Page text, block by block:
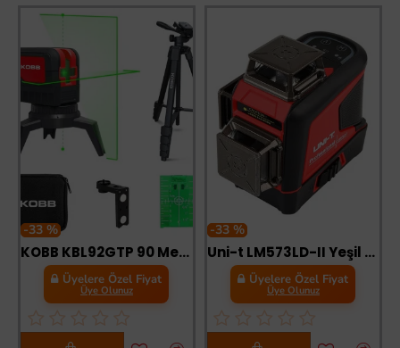
-33 %
KOBB KBL92GTP 90 Metre Lazer Hizalama Yeşil Lazer
Üyelere Özel Fiyat
Üye Olunuz
-33 %
Uni-t LM573LD-II Yeşil Çizgi Lazer Hizalama Cihazı 40 Metre
Üyelere Özel Fiyat
Üye Olunuz